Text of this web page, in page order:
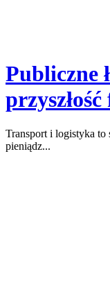
Publiczne
Transport i logistyka to
pieniądz...